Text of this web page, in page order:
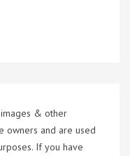
images & other
owners and are used
If you have